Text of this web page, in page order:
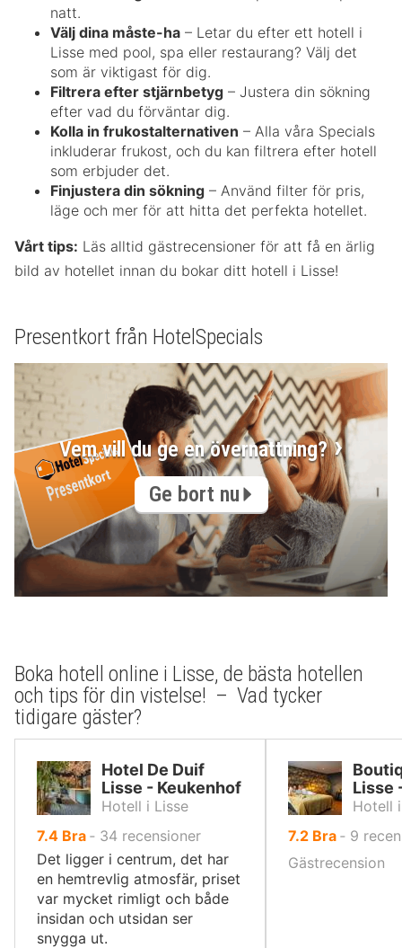
natt.
Välj dina måste-ha – Letar du efter ett hotell i
Lisse med pool, spa eller restaurang? Välj det
som är viktigast för dig.
Filtrera efter stjärnbetyg – Justera din sökning
efter vad du förväntar dig.
Kolla in frukostalternativen – Alla våra Specials
inkluderar frukost, och du kan filtrera efter hotell
som erbjuder det.
Finjustera din sökning – Använd filter för pris,
läge och mer för att hitta det perfekta hotellet.
Vårt tips: Läs alltid gästrecensioner för att få en ärlig
bild av hotellet innan du bokar ditt hotell i Lisse!
Presentkort från HotelSpecials
Vem vill du ge en övernattning?
Ge bort nu
Boka hotell online i Lisse, de bästa hotellen
och tips för din vistelse! – Vad tycker
tidigare gäster?
Hotel De Duif
Lisse - Keukenhof
Hotell i Lisse
7.4av
10,
Bra ‐ 34 recensioner
Det ligger i centrum, det har
en hemtrevlig atmosfär, priset
var mycket rimligt och både
insidan och utsidan ser
snygga ut.
Lisse
Hotell
7.2 av
10,
Bra ‐ 9
Gästrecension